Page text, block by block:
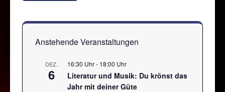
Anstehende Veranstaltungen
DEZ.
6
16:30 Uhr- 18:00 Uhr
Literatur und Musik: Du krönst das
Jahr mit deiner Güte